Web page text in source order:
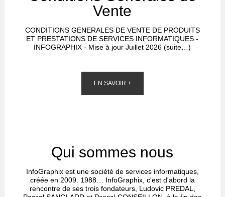
Vente
CONDITIONS GENERALES DE VENTE DE PRODUITS
ET PRESTATIONS DE SERVICES INFORMATIQUES -
INFOGRAPHIX - Mise à jour Juillet 2026 (suite…)
EN SAVOIR +
Qui sommes nous
InfoGraphix est une société de services informatiques,
créée en 2009. 1988… InfoGraphix, c'est d'abord la
rencontre de ses trois fondateurs, Ludovic PREDAL,